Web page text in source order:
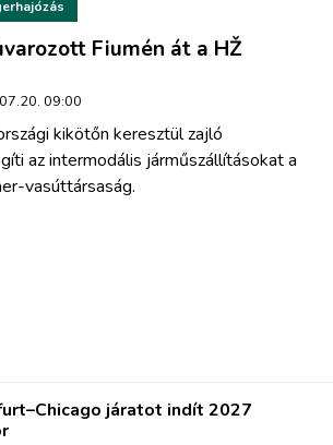
Fiumén át a HŽ
09:00
kikötőn keresztül zajló
az intermodális járműszállításokat a
vasúttársaság.
járatot indít 2027